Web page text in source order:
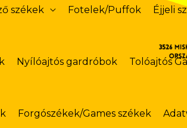
székek Fotelek/Puffok Éjjeli
Nyílóajtós gardróbok Tolóajtós
Forgószékek/Games székek